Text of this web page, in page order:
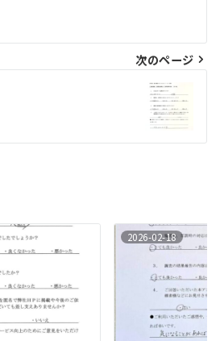
次のページ
2026-02-18